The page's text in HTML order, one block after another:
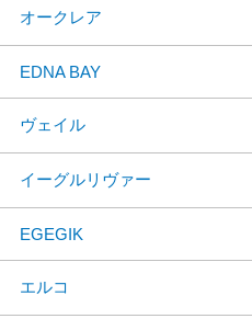
オークレア
EDNA BAY
ヴェイル
イーグルリヴァー
EGEGIK
エルコ